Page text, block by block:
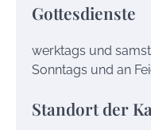
Gottesdienste
werktags und
Sonntags und an
Standort der